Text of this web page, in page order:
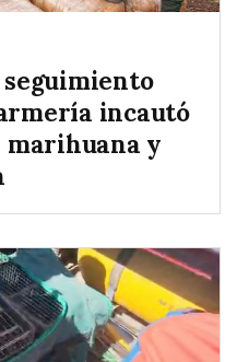
incautó
marihuana y